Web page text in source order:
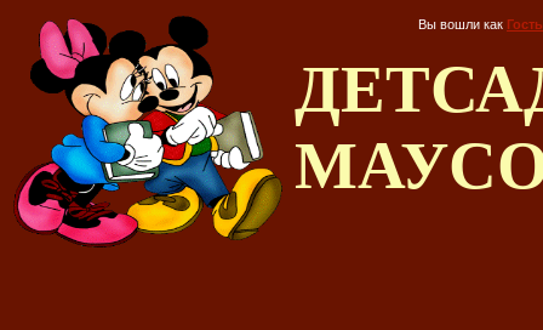
Вы вошли как Гость